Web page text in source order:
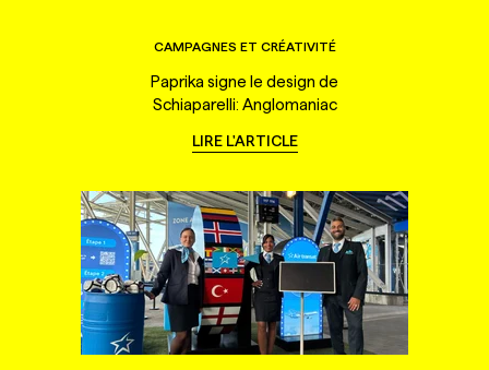
CAMPAGNES ET CRÉATIVITÉ
Paprika signe le design de
Schiaparelli: Anglomaniac
LIRE L'ARTICLE